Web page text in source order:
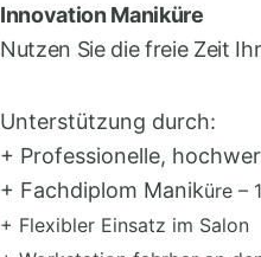
Innovation Maniküre
Nutzen Sie die freie Zeit
Unterstützung durch:
+ Professionelle,
+ Fachdiplom Maniküre –
+ Flexibler Einsatz im Salon